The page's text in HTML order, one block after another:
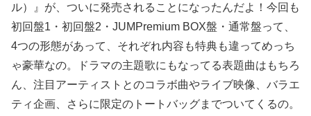
ル）』が、ついに発売されることになったんだよ！今回も
初回盤1・初回盤2・JUMPremium BOX盤・通常盤って、
4つの形態があって、それぞれ内容も特典も違ってめっち
ゃ豪華なの。ドラマの主題歌にもなってる表題曲はもちろ
ん、注目アーティストとのコラボ曲やライブ映像、バラエ
ティ企画、さらに限定のトートバッグまでついてくるの。